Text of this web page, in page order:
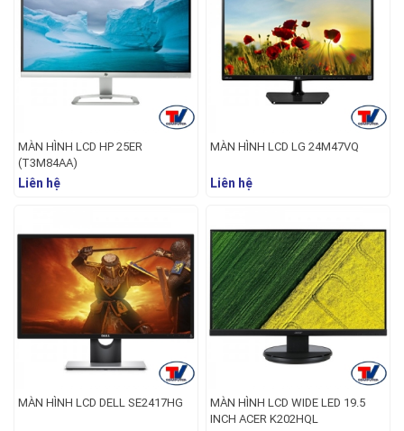
MÀN HÌNH LCD HP 25ER
(T3M84AA)
Liên hệ
MÀN HÌNH LCD LG 24M47VQ
Liên hệ
MÀN HÌNH LCD DELL SE2417HG
MÀN HÌNH LCD WIDE LED 19.5
INCH ACER K202HQL